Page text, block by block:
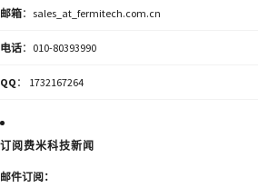
邮箱：sales_at_fermitech.com.cn
电话：010-80393990
QQ ： 1732167264
订阅费米科技新闻
邮件订阅：